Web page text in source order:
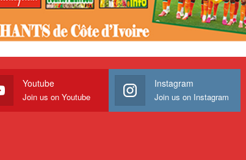
Youtube
Join us on Youtube
Instagram
Join us on Instagram